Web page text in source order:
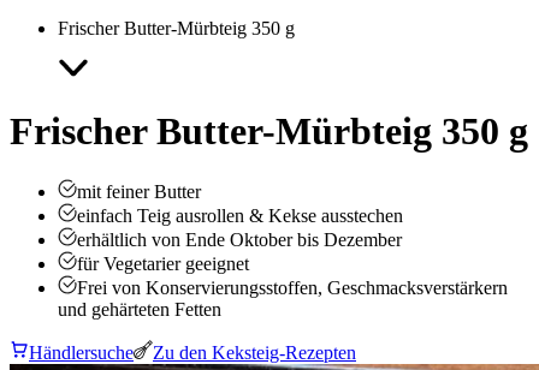
Frischer Butter-Mürbteig 350 g
Frischer Butter-Mürbteig 350 g
mit feiner Butter
einfach Teig ausrollen & Kekse ausstechen
erhältlich von Ende Oktober bis Dezember
für Vegetarier geeignet
Frei von Konservierungsstoffen, Geschmacksverstärkern
und gehärteten Fetten
Händlersuche Zu den Keksteig-Rezepten